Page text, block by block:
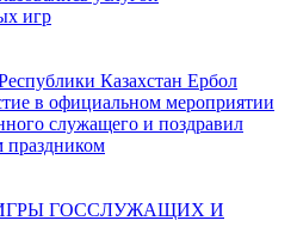
игр
Казахстан Ербол
в официальном мероприятии
служащего и поздравил
праздником
ГОССЛУЖАЩИХ И